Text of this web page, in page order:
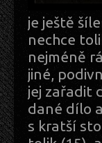
je ještě
nechce
nejméně
jiné,
jej zařadit
dané dílo
s kratší